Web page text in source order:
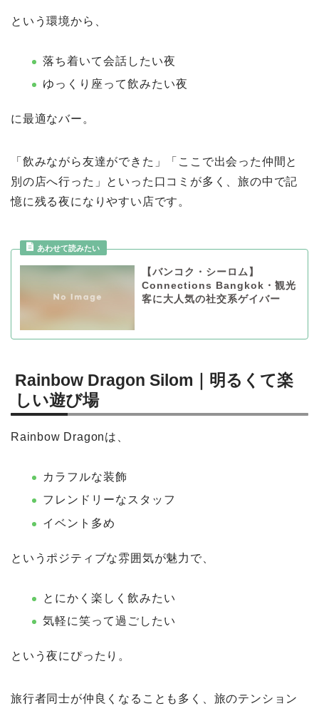
という環境から、
落ち着いて会話したい夜
ゆっくり座って飲みたい夜
に最適なバー。
「飲みながら友達ができた」「ここで出会った仲間と
別の店へ行った」といった口コミが多く、旅の中で記
憶に残る夜になりやすい店です。
【バンコク・シーロム】
Connections Bangkok・観光
客に大人気の社交系ゲイバー
Rainbow Dragon Silom｜明るくて楽
しい遊び場
Rainbow Dragonは、
カラフルな装飾
フレンドリーなスタッフ
イベント多め
というポジティブな雰囲気が魅力で、
とにかく楽しく飲みたい
気軽に笑って過ごしたい
という夜にぴったり。
旅行者同士が仲良くなることも多く、旅のテンション